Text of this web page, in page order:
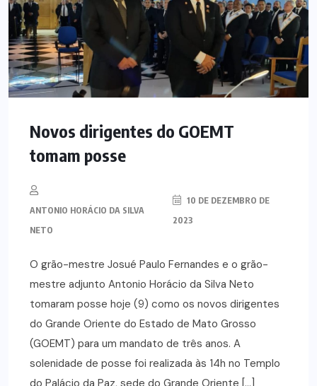
Novos dirigentes do GOEMT
tomam posse
ANTONIO HORÁCIO DA SILVA
NETO
10 DE DEZEMBRO DE
2023
O grão-mestre Josué Paulo Fernandes e o grão-
mestre adjunto Antonio Horácio da Silva Neto
tomaram posse hoje (9) como os novos dirigentes
do Grande Oriente do Estado de Mato Grosso
(GOEMT) para um mandato de três anos. A
solenidade de posse foi realizada às 14h no Templo